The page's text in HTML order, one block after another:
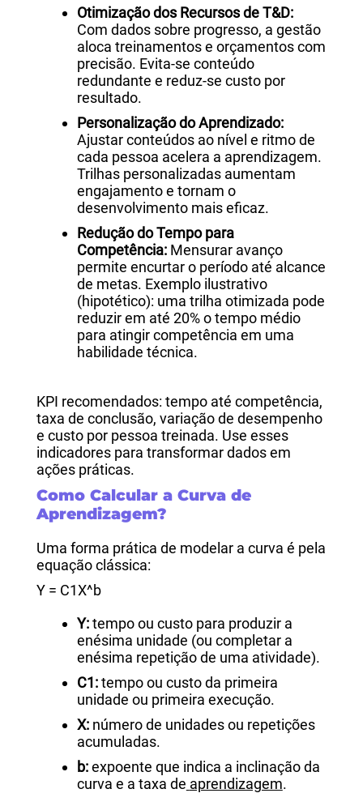
Otimização dos Recursos de T&D:
Com dados sobre progresso, a gestão
aloca treinamentos e orçamentos com
precisão. Evita-se conteúdo
redundante e reduz-se custo por
resultado.
Personalização do Aprendizado:
Ajustar conteúdos ao nível e ritmo de
cada pessoa acelera a aprendizagem.
Trilhas personalizadas aumentam
engajamento e tornam o
desenvolvimento mais eficaz.
Redução do Tempo para
Competência:Mensurar avanço
permite encurtar o período até alcance
de metas. Exemplo ilustrativo
(hipotético): uma trilha otimizada pode
reduzir em até 20% o tempo médio
para atingir competência em uma
habilidade técnica.
KPI recomendados: tempo até competência,
taxa de conclusão, variação de desempenho
e custo por pessoa treinada. Use esses
indicadores para transformar dados em
ações práticas.
Como Calcular a Curva de
Aprendizagem?
Uma forma prática de modelar a curva é pela
equação clássica:
Y = C1X^b
Y:tempo ou custo para produzir a
enésima unidade (ou completar a
enésima repetição de uma atividade).
C1:tempo ou custo da primeira
unidade ou primeira execução.
X:número de unidades ou repetições
acumuladas.
b:expoente que indica a inclinação da
curva e a taxa de aprendizagem.